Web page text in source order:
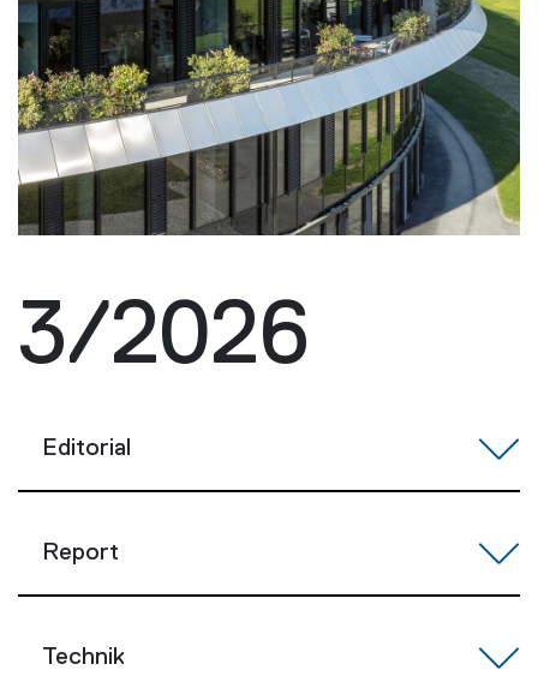
3/2026
Editorial
Report
Technik